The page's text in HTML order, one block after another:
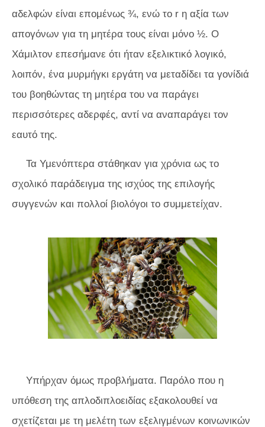
αδελφών είναι επομένως ¾, ενώ το r η αξία των
απογόνων για τη μητέρα τους είναι μόνο ½. Ο
Χάμιλτον επεσήμανε ότι ήταν εξελικτικό λογικό,
λοιπόν, ένα μυρμήγκι εργάτη να μεταδίδει τα γονίδιά
του βοηθώντας τη μητέρα του να παράγει
περισσότερες αδερφές, αντί να αναπαράγει τον
εαυτό της.
Τα Υμενόπτερα στάθηκαν για χρόνια ως το
σχολικό παράδειγμα της ισχύος της επιλογής
συγγενών και πολλοί βιολόγοι το συμμετείχαν.
Υπήρχαν όμως προβλήματα. Παρόλο που η
υπόθεση της απλοδιπλοειδίας εξακολουθεί να
σχετίζεται με τη μελέτη των εξελιγμένων κοινωνικών